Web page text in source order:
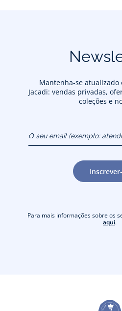
Mantenha-se atualizado
Jacadi: vendas privadas,
coleções e
Para mais informações sobre os
aqui.